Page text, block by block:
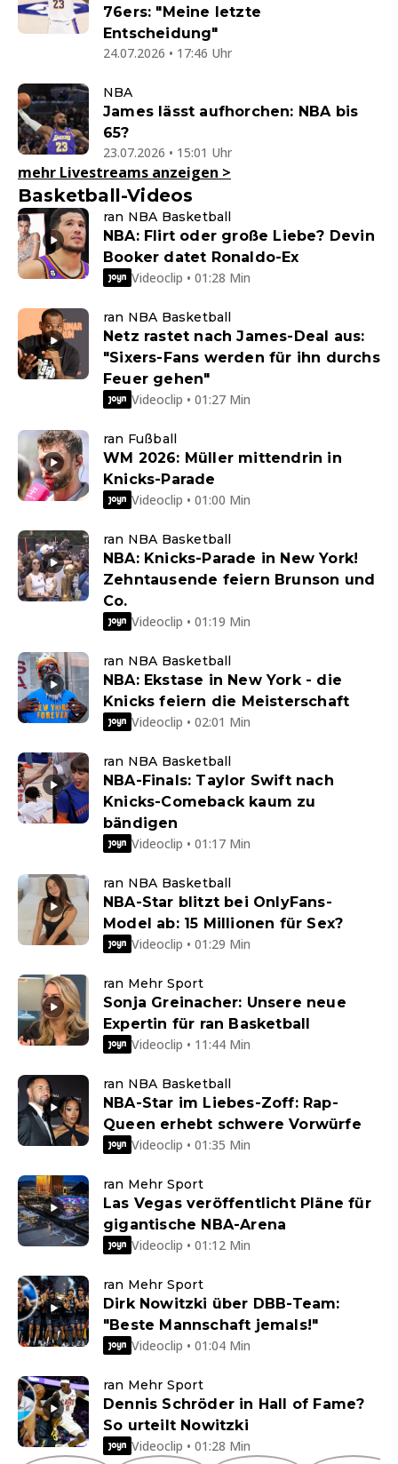
76ers: "Meine letzte
Entscheidung"
24.07.2026 • 17:46 Uhr
NBA
James lässt aufhorchen: NBA bis
65?
23.07.2026 • 15:01 Uhr
mehr Livestreams anzeigen >
Basketball-Videos
ran NBA Basketball
NBA: Flirt oder große Liebe? Devin
Booker datet Ronaldo-Ex
Videoclip • 01:28 Min
ran NBA Basketball
Netz rastet nach James-Deal aus:
"Sixers-Fans werden für ihn durchs
Feuer gehen"
Videoclip • 01:27 Min
ran Fußball
WM 2026: Müller mittendrin in
Knicks-Parade
Videoclip • 01:00 Min
ran NBA Basketball
NBA: Knicks-Parade in New York!
Zehntausende feiern Brunson und
Co.
Videoclip • 01:19 Min
ran NBA Basketball
NBA: Ekstase in New York - die
Knicks feiern die Meisterschaft
Videoclip • 02:01 Min
ran NBA Basketball
NBA-Finals: Taylor Swift nach
Knicks-Comeback kaum zu
bändigen
Videoclip • 01:17 Min
ran NBA Basketball
NBA-Star blitzt bei OnlyFans-
Model ab: 15 Millionen für Sex?
Videoclip • 01:29 Min
ran Mehr Sport
Sonja Greinacher: Unsere neue
Expertin für ran Basketball
Videoclip • 11:44 Min
ran NBA Basketball
NBA-Star im Liebes-Zoff: Rap-
Queen erhebt schwere Vorwürfe
Videoclip • 01:35 Min
ran Mehr Sport
Las Vegas veröffentlicht Pläne für
gigantische NBA-Arena
Videoclip • 01:12 Min
ran Mehr Sport
Dirk Nowitzki über DBB-Team:
"Beste Mannschaft jemals!"
Videoclip • 01:04 Min
ran Mehr Sport
Dennis Schröder in Hall of Fame?
So urteilt Nowitzki
Videoclip • 01:28 Min